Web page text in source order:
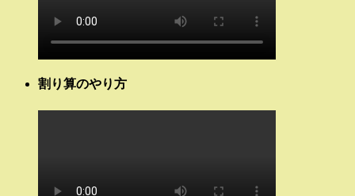
割り算のやり方